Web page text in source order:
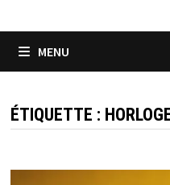
MENU
ÉTIQUETTE :